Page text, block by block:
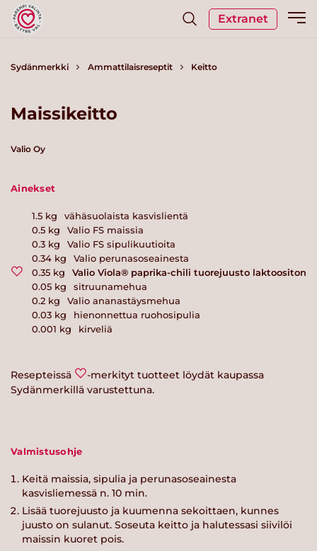
Extranet
Sydänmerkki Ammattilaisreseptit Keitto
Maissikeitto
Valio Oy
Ainekset
1.5 kg
vähäsuolaista kasvislientä
0.5 kg
Valio FS maissia
0.3 kg
Valio FS sipulikuutioita
0.34 kg
Valio perunasoseainesta
0.35 kg
Valio Viola® paprika-chili tuorejuusto laktoositon
0.05 kg
sitruunamehua
0.2 kg
Valio ananastäysmehua
0.03 kg
hienonnettua ruohosipulia
0.001 kg kirveliä
Resepteissä
-merkityt tuotteet löydät kaupassa
Sydänmerkillä varustettuna.
Valmistusohje
Keitä maissia, sipulia ja perunasoseainesta
kasvisliemessä n. 10 min.
Lisää tuorejuusto ja kuumenna sekoittaen, kunnes
juusto on sulanut. Soseuta keitto ja halutessasi siivilöi
maissin kuoret pois.